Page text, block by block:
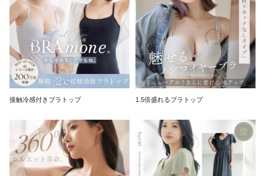
接触冷感付きブラトップ 1.5倍盛れるブラトップ